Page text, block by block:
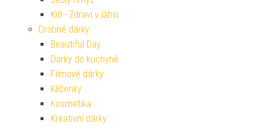
Kitl - Zdraví v láhvi
Drobné dárky
Beautiful Day
Dárky do kuchyně
Filmové dárky
Klíčenky
Kosmetika
Kreativní dárky